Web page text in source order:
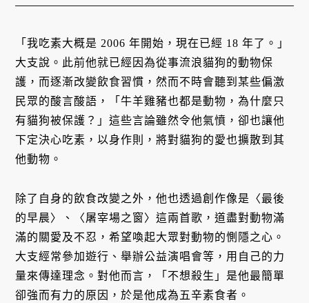
「我吃素大概是 2006 年開始，現在已經 18 年了。」
大支說。此前他就已經因為從事流浪貓狗的動物保
護，而逐漸改變飲食習慣，然而不時會聽到某些偏激
民眾的酸言酸語，「牛羊雞豬也都是動物，為什麼只
有貓狗被保護？」這些言論雖然令他氣憤，卻也讓他
下定決心吃素，以身作則，將對貓狗的愛也擴散到其
他動物。
除了自身的飲食改變之外，他也透過創作像是〈最後
的早晨〉、〈屠宰場之窗〉這兩首歌，道盡對動物滿
滿的關愛及不忍，希望喚起大眾對動物的惻隱之心。
大支經常參加遊行、舉辦公益演唱會等，用自己的力
量來傳達理念。對他而言，「不想殺生」是他最簡單
卻強而有力的原因，於是他成為五辛素食者。